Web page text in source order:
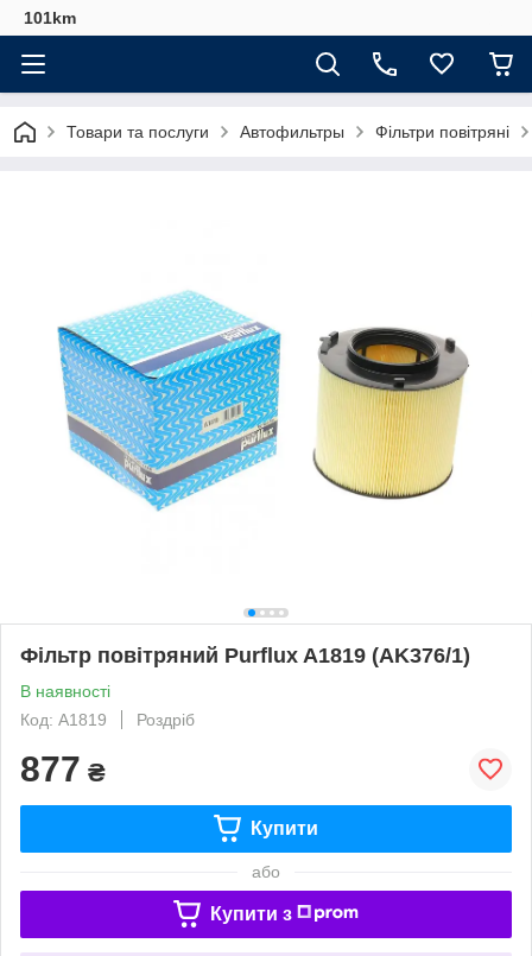
101km
Товари та послуги Автофильтры Фільтри повітряні
Фільтр повітряний Purflux A1819 (AK376/1)
В наявності
Код: A1819
Роздріб
877 ₴
Купити
або
Купити з